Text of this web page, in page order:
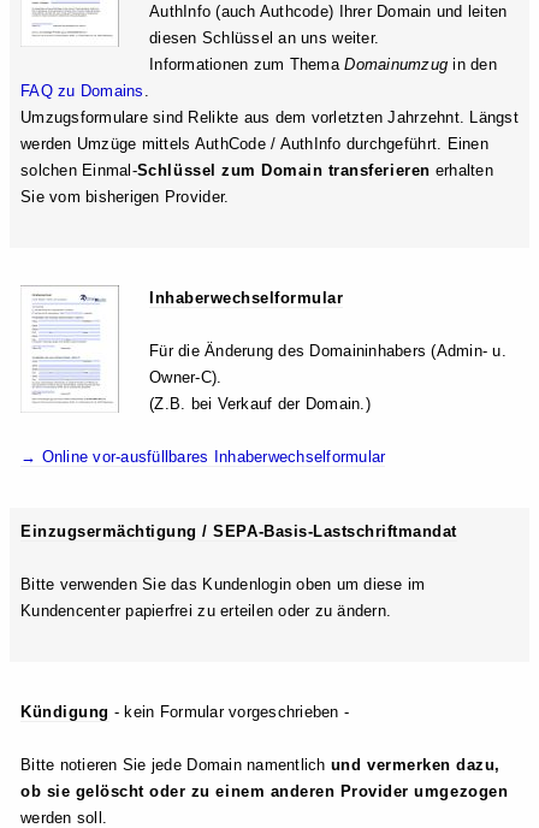
AuthInfo (auch Authcode) Ihrer Domain und leiten
diesen Schlüssel an uns weiter.
Informationen zum ThemaDomainumzug in den
FAQ zu Domains
Umzugsformulare sind Relikte aus dem vorletzten Jahrzehnt. Längst
werden Umzüge mittels AuthCode / AuthInfo durchgeführt. Einen
solchen Einmal-Schlüssel zum Domain transferieren erhalten
Sie vom bisherigen Provider.
Inhaberwechselformular
Für die Änderung des Domaininhabers (Admin- u.
Owner-C).
(Z.B. bei Verkauf der Domain.)
→ Online vor-ausfüllbares Inhaberwechselformular
Einzugsermächtigung / SEPA-Basis-Lastschriftmandat
Bitte verwenden Sie das Kundenlogin oben um diese im
Kundencenter papierfrei zu erteilen oder zu ändern.
Kündigung - kein Formular vorgeschrieben -
Bitte notieren Sie jede Domain namentlich und vermerken dazu,
ob sie gelöscht oder zu einem anderen Provider umgezogen
werden soll.